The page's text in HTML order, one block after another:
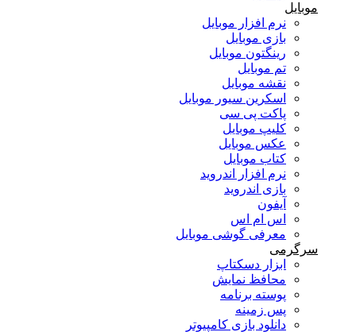
موبایل
نرم افزار موبایل
بازی موبایل
رینگتون موبایل
تم موبایل
نقشه موبایل
اسکرین سیور موبایل
پاکت پی سی
کلیپ موبایل
عکس موبایل
کتاب موبایل
نرم افزار اندروید
بازی اندروید
آیفون
اس ام اس
معرفی گوشی موبایل
سرگرمی
ابزار دسکتاپ
محافظ نمایش
پوسته برنامه
پس زمینه
دانلود بازی کامپیوتر